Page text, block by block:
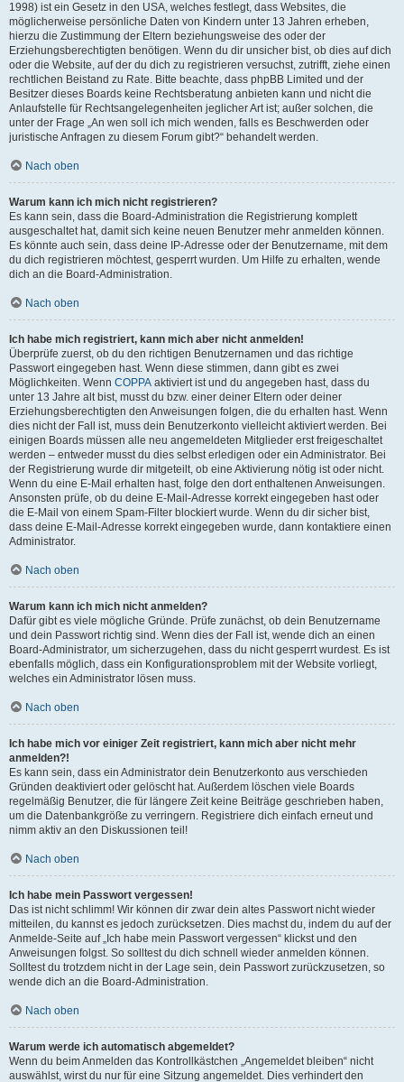
1998) ist ein Gesetz in den USA, welches festlegt, dass Websites, die
möglicherweise persönliche Daten von Kindern unter 13 Jahren erheben,
hierzu die Zustimmung der Eltern beziehungsweise des oder der
Erziehungsberechtigten benötigen. Wenn du dir unsicher bist, ob dies auf dich
oder die Website, auf der du dich zu registrieren versuchst, zutrifft, ziehe einen
rechtlichen Beistand zu Rate. Bitte beachte, dass phpBB Limited und der
Besitzer dieses Boards keine Rechtsberatung anbieten kann und nicht die
Anlaufstelle für Rechtsangelegenheiten jeglicher Art ist; außer solchen, die
unter der Frage „An wen soll ich mich wenden, falls es Beschwerden oder
juristische Anfragen zu diesem Forum gibt?“ behandelt werden.
Nach oben
Warum kann ich mich nicht registrieren?
Es kann sein, dass die Board-Administration die Registrierung komplett
ausgeschaltet hat, damit sich keine neuen Benutzer mehr anmelden können.
Es könnte auch sein, dass deine IP-Adresse oder der Benutzername, mit dem
du dich registrieren möchtest, gesperrt wurden. Um Hilfe zu erhalten, wende
dich an die Board-Administration.
Nach oben
Ich habe mich registriert, kann mich aber nicht anmelden!
Überprüfe zuerst, ob du den richtigen Benutzernamen und das richtige
Passwort eingegeben hast. Wenn diese stimmen, dann gibt es zwei
Möglichkeiten. Wenn COPPA aktiviert ist und du angegeben hast, dass du
unter 13 Jahre alt bist, musst du bzw. einer deiner Eltern oder deiner
Erziehungsberechtigten den Anweisungen folgen, die du erhalten hast. Wenn
dies nicht der Fall ist, muss dein Benutzerkonto vielleicht aktiviert werden. Bei
einigen Boards müssen alle neu angemeldeten Mitglieder erst freigeschaltet
werden – entweder musst du dies selbst erledigen oder ein Administrator. Bei
der Registrierung wurde dir mitgeteilt, ob eine Aktivierung nötig ist oder nicht.
Wenn du eine E-Mail erhalten hast, folge den dort enthaltenen Anweisungen.
Ansonsten prüfe, ob du deine E-Mail-Adresse korrekt eingegeben hast oder
die E-Mail von einem Spam-Filter blockiert wurde. Wenn du dir sicher bist,
dass deine E-Mail-Adresse korrekt eingegeben wurde, dann kontaktiere einen
Administrator.
Nach oben
Warum kann ich mich nicht anmelden?
Dafür gibt es viele mögliche Gründe. Prüfe zunächst, ob dein Benutzername
und dein Passwort richtig sind. Wenn dies der Fall ist, wende dich an einen
Board-Administrator, um sicherzugehen, dass du nicht gesperrt wurdest. Es ist
ebenfalls möglich, dass ein Konfigurationsproblem mit der Website vorliegt,
welches ein Administrator lösen muss.
Nach oben
Ich habe mich vor einiger Zeit registriert, kann mich aber nicht mehr
anmelden?!
Es kann sein, dass ein Administrator dein Benutzerkonto aus verschieden
Gründen deaktiviert oder gelöscht hat. Außerdem löschen viele Boards
regelmäßig Benutzer, die für längere Zeit keine Beiträge geschrieben haben,
um die Datenbankgröße zu verringern. Registriere dich einfach erneut und
nimm aktiv an den Diskussionen teil!
Nach oben
Ich habe mein Passwort vergessen!
Das ist nicht schlimm! Wir können dir zwar dein altes Passwort nicht wieder
mitteilen, du kannst es jedoch zurücksetzen. Dies machst du, indem du auf der
Anmelde-Seite auf „Ich habe mein Passwort vergessen“ klickst und den
Anweisungen folgst. So solltest du dich schnell wieder anmelden können.
Solltest du trotzdem nicht in der Lage sein, dein Passwort zurückzusetzen, so
wende dich an die Board-Administration.
Nach oben
Warum werde ich automatisch abgemeldet?
Wenn du beim Anmelden das Kontrollkästchen „Angemeldet bleiben“ nicht
auswählst, wirst du nur für eine Sitzung angemeldet. Dies verhindert den